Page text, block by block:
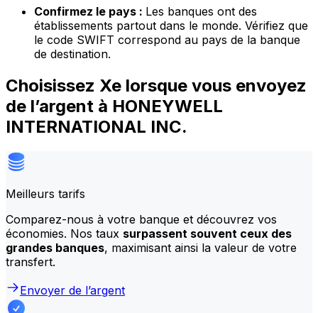
Confirmez le pays : Les banques ont des
établissements partout dans le monde. Vérifiez que
le code SWIFT correspond au pays de la banque
de destination.
Choisissez Xe lorsque vous envoyez
de l’argent à HONEYWELL
INTERNATIONAL INC.
Meilleurs tarifs
Comparez-nous à votre banque et découvrez vos
économies. Nos taux surpassent souvent ceux des
grandes banques, maximisant ainsi la valeur de votre
transfert.
Envoyer de l’argent